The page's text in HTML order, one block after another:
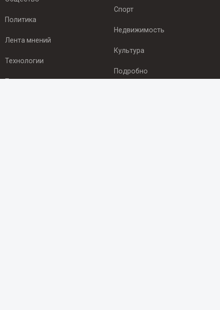
Политика
Лента мнений
Технологии
Происшествия
Спорт
Недвижимость
Культура
Подробно